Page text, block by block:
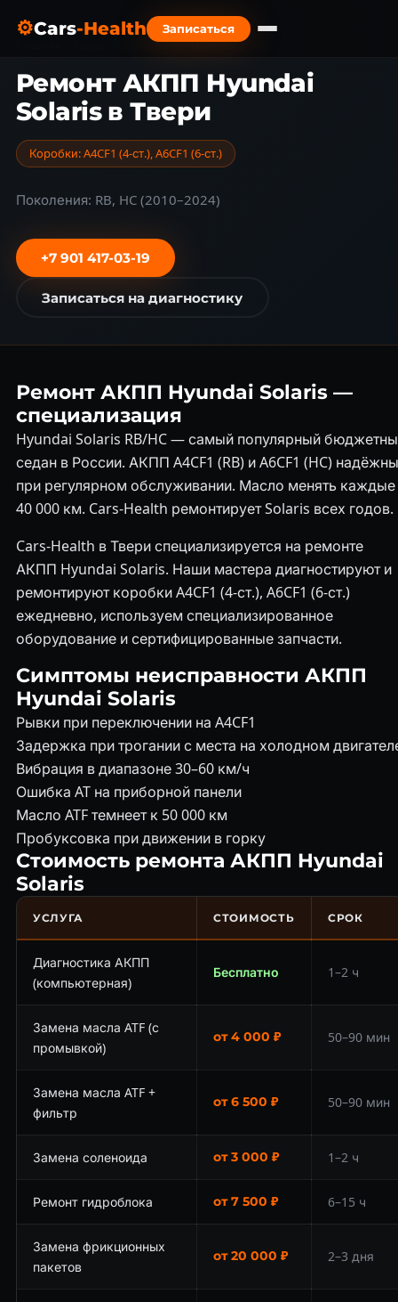
⚙Cars-Health Записаться
Марки авто › Hyundai ›
Ремонт АКПП Hyundai
Solaris в Твери
Коробки: A4CF1 (4-ст.), A6CF1 (6-ст.)
Поколения: RB, HC (2010–2024)
+7 901 417-03-19
Записаться на диагностику
Ремонт АКПП Hyundai Solaris —
специализация
Hyundai Solaris RB/HC — самый популярный
седан в России. АКПП A4CF1 (RB) и A6CF1 (HC) надёжны
при регулярном обслуживании. Масло менять каждые
40 000 км. Cars-Health ремонтирует Solaris всех годов.
Cars-Health в Твери специализируется на ремонте
АКПП Hyundai Solaris. Наши мастера диагностируют и
ремонтируют коробки A4CF1 (4-ст.), A6CF1 (6-ст.)
ежедневно, используем специализированное
оборудование и сертифицированные запчасти.
Симптомы неисправности АКПП
Hyundai Solaris
Рывки при переключении на A4CF1
Задержка при трогании с места на холодном
Вибрация в диапазоне 30–60 км/ч
Ошибка AT на приборной панели
Масло ATF темнеет к 50 000 км
Пробуксовка при движении в горку
Стоимость ремонта АКПП Hyundai
Solaris
УСЛУГА СТОИМОСТЬ СРОК
Диагностика АКПП
(компьютерная)
Бесплатно 1–2 ч
Замена масла ATF (с
промывкой)
от 4 000 ₽ 50–90 мин
Замена масла ATF +
фильтр
от 6 500 ₽ 50–90 мин
Замена соленоида от 3 000 ₽ 1–2 ч
Ремонт гидроблока от 7 500 ₽ 6–15 ч
Замена фрикционных
пакетов
от 20 000 ₽ 2–3 дня